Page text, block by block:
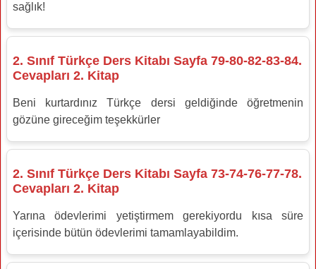
sağlık!
2. Sınıf Türkçe Ders Kitabı Sayfa 79-80-82-83-84.
Cevapları 2. Kitap
Beni kurtardınız Türkçe dersi geldiğinde öğretmenin
gözüne gireceğim teşekkürler
2. Sınıf Türkçe Ders Kitabı Sayfa 73-74-76-77-78.
Cevapları 2. Kitap
Yarına ödevlerimi yetiştirmem gerekiyordu kısa süre
içerisinde bütün ödevlerimi tamamlayabildim.